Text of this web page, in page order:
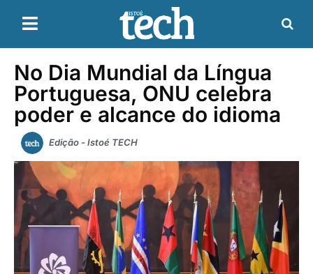
No Dia Mundial da Língua
Portuguesa, ONU celebra
poder e alcance do idioma
Edição - Istoé TECH